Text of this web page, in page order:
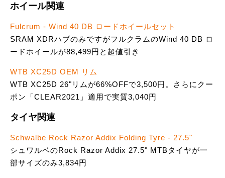
激安情報
ホイール関連
Fulcrum - Wind 40 DB ロードホイールセット
SRAM XDRハブのみですがフルクラムのWind 40 DB ロ
ードホイールが88,499円と超値引き
WTB XC25D OEM リム
WTB XC25D 26"リムが66%OFFで3,500円。さらにクー
ポン「CLEAR2021」適用で実質3,040円
タイヤ関連
Schwalbe Rock Razor Addix Folding Tyre - 27.5"
シュワルベのRock Razor Addix 27.5" MTBタイヤが一
部サイズのみ3,834円